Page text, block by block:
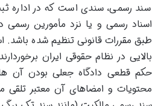
سند رسمی، سندی است که در اداره
اسناد رسمی و یا نزد مأمورین
طبق مقررات قانونی تنظیم شده باشد.
بالایی در نظام حقوقی ایران
حکم قطعی دادگاه جعلی بودن آن
محتویات و امضاهای آن معتبر تلقی